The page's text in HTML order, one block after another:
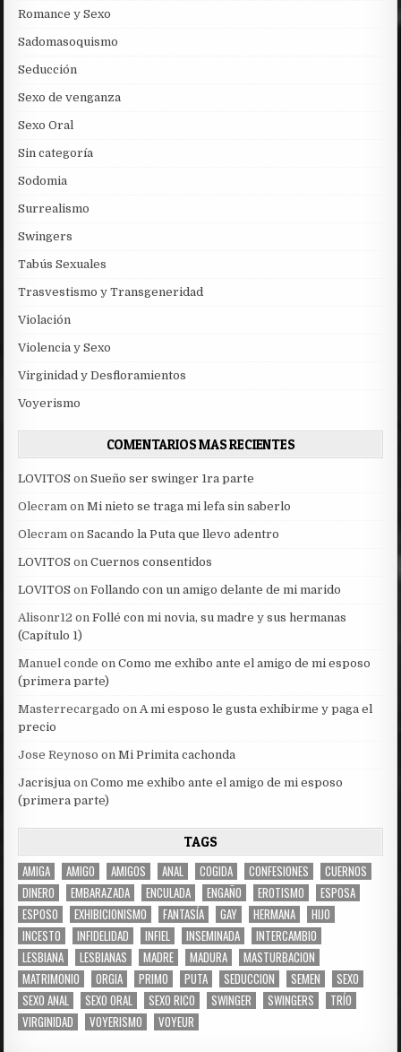
Romance y Sexo
Sadomasoquismo
Seducción
Sexo de venganza
Sexo Oral
Sin categoría
Sodomia
Surrealismo
Swingers
Tabús Sexuales
Trasvestismo y Transgeneridad
Violación
Violencia y Sexo
Virginidad y Desfloramientos
Voyerismo
COMENTARIOS MAS RECIENTES
LOVITOS onSueño ser swinger 1ra parte
Olecram onMi nieto se traga mi lefa sin saberlo
Olecram onSacando la Puta que llevo adentro
LOVITOS onCuernos consentidos
LOVITOS onFollando con un amigo delante de mi marido
Alisonr12 onFollé con mi novia, su madre y sus hermanas
(Capítulo 1)
Manuel conde onComo me exhibo ante el amigo de mi esposo
(primera parte)
Masterrecargado onA mi esposo le gusta exhibirme y paga el
precio
Jose Reynoso onMi Primita cachonda
Jacrisjua onComo me exhibo ante el amigo de mi esposo
(primera parte)
TAGS
AMIGA AMIGO AMIGOS ANAL COGIDA CONFESIONES
CUERNOS
DINERO
EMBARAZADA ENCULADA ENGAÑO EROTISMO
ESPOSA
ESPOSO
EXHIBICIONISMO FANTASÍA GAY HERMANA
HIJO
INCESTO
INFIDELIDAD INFIEL INSEMINADA
INTERCAMBIO
LESBIANA
LESBIANAS MADRE MADURA
MASTURBACION
MATRIMONIO
ORGIA PRIMO PUTA SEDUCCION SEMEN
SEXO
SEXO ANAL
SEXO ORAL SEXO RICO SWINGER SWINGERS
TRÍO
VIRGINIDAD
VOYERISMO VOYEUR